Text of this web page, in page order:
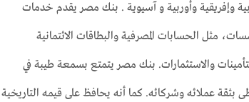
دول عربية وإفريقية وأوربية و آسيوية . بنك مصر يقدم خدمات
مثل الحسابات المصرفية والبطاقات الائتمانية
والاستثمارات. بنك مصر يتمتع بسمعة طيبة في
بثقة عملائه وشركائه. كما أنه يحافظ على قيمه التاريخية